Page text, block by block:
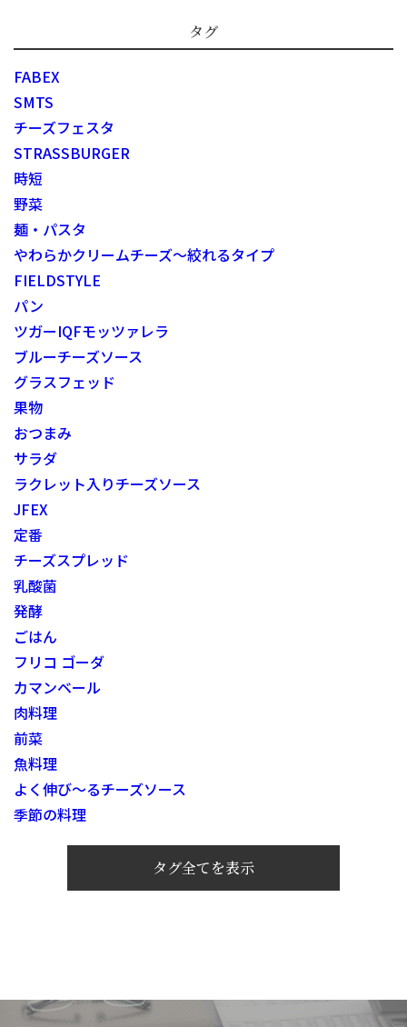
タグ
FABEX
SMTS
チーズフェスタ
STRASSBURGER
時短
野菜
麺・パスタ
やわらかクリームチーズ～絞れるタイプ
FIELDSTYLE
パン
ツガーIQFモッツァレラ
ブルーチーズソース
グラスフェッド
果物
おつまみ
サラダ
ラクレット入りチーズソース
JFEX
定番
チーズスプレッド
乳酸菌
発酵
ごはん
フリコ ゴーダ
カマンベール
肉料理
前菜
魚料理
よく伸び～るチーズソース
季節の料理
タグ全てを表示